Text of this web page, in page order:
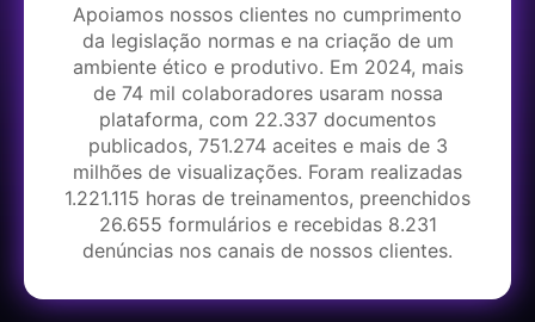
Apoiamos nossos clientes no cumprimento
da legislação normas e na criação de um
ambiente ético e produtivo. Em 2024, mais
de 74 mil colaboradores usaram nossa
plataforma, com 22.337 documentos
publicados, 751.274 aceites e mais de 3
milhões de visualizações. Foram realizadas
1.221.115 horas de treinamentos, preenchidos
26.655 formulários e recebidas 8.231
denúncias nos canais de nossos clientes.